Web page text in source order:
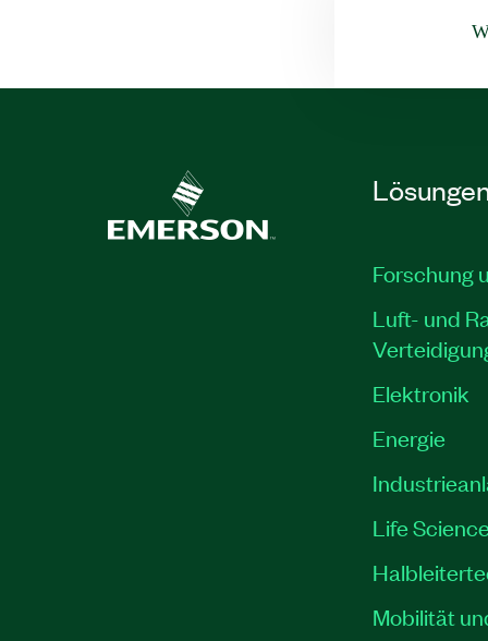
Forschung
Luft- und
Elektronik
Energie
Life
Mobilität